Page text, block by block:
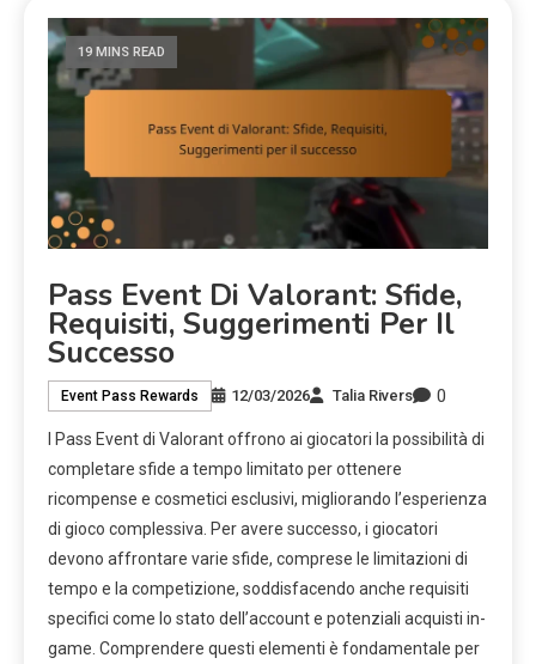
19 MINS READ
Pass Event Di Valorant: Sfide,
Requisiti, Suggerimenti Per Il
Successo
Event Pass Rewards 12/03/2026 Talia Rivers 0
I Pass Event di Valorant offrono ai giocatori la possibilità di
completare sfide a tempo limitato per ottenere
ricompense e cosmetici esclusivi, migliorando l’esperienza
di gioco complessiva. Per avere successo, i giocatori
devono affrontare varie sfide, comprese le limitazioni di
tempo e la competizione, soddisfacendo anche requisiti
specifici come lo stato dell’account e potenziali acquisti in-
game. Comprendere questi elementi è fondamentale per